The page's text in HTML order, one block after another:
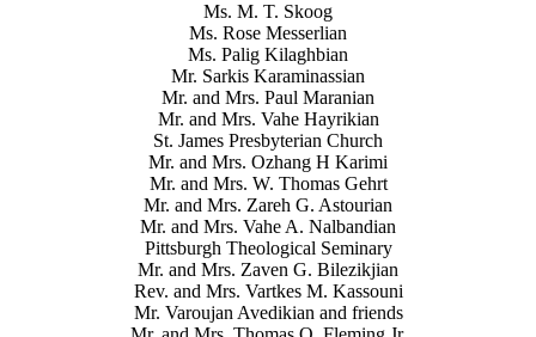
Ms. M. T. Skoog
Ms. Rose Messerlian
Ms. Palig Kilaghbian
Mr. Sarkis Karaminassian
Mr. and Mrs. Paul Maranian
Mr. and Mrs. Vahe Hayrikian
St. James Presbyterian Church
Mr. and Mrs. Ozhang H Karimi
Mr. and Mrs. W. Thomas Gehrt
Mr. and Mrs. Zareh G. Astourian
Mr. and Mrs. Vahe A. Nalbandian
Pittsburgh Theological Seminary
Mr. and Mrs. Zaven G. Bilezikjian
Rev. and Mrs. Vartkes M. Kassouni
Mr. Varoujan Avedikian and friends